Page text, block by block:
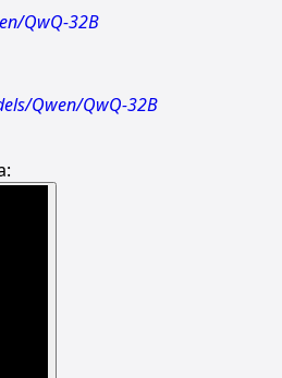
QwQ-32B
Qwen/QwQ-32B